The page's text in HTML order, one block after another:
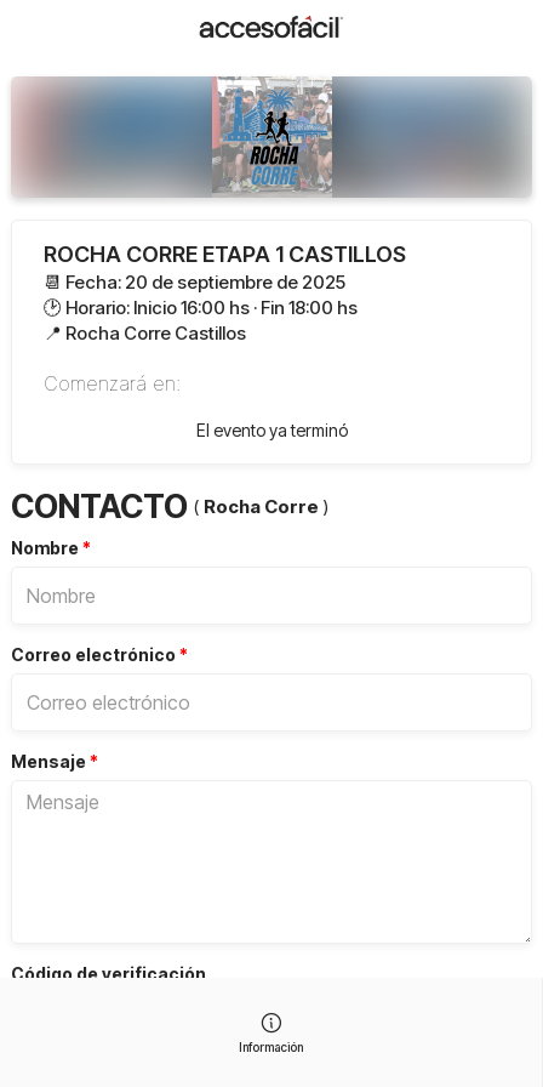
Información
ROCHA CORRE ETAPA 1 CASTILLOS
📆 Fecha: 20 de septiembre de 2025
🕑 Horario: Inicio 16:00 hs · Fin 18:00 hs
📍 Rocha Corre Castillos
Comenzará en:
El evento ya terminó
CONTACTO ( Rocha Corre )
Nombre *
Correo electrónico *
Mensaje *
Código de verificación
Obtenga un nuevo código